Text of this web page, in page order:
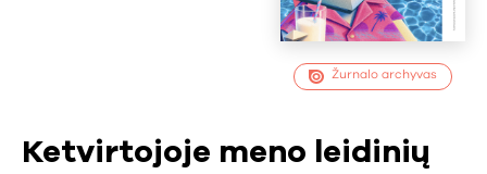
Žurnalo archyvas
Ketvirtojoje meno leidinių